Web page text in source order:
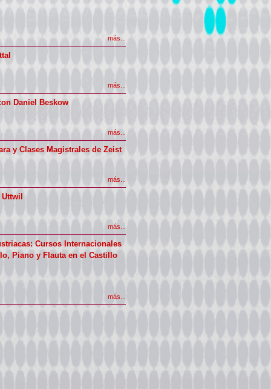
más...
más...
Daniel Beskow
más...
y Clases Magistrales de Zeist
más...
más...
Cursos Internacionales
Piano y Flauta en el Castillo
más...